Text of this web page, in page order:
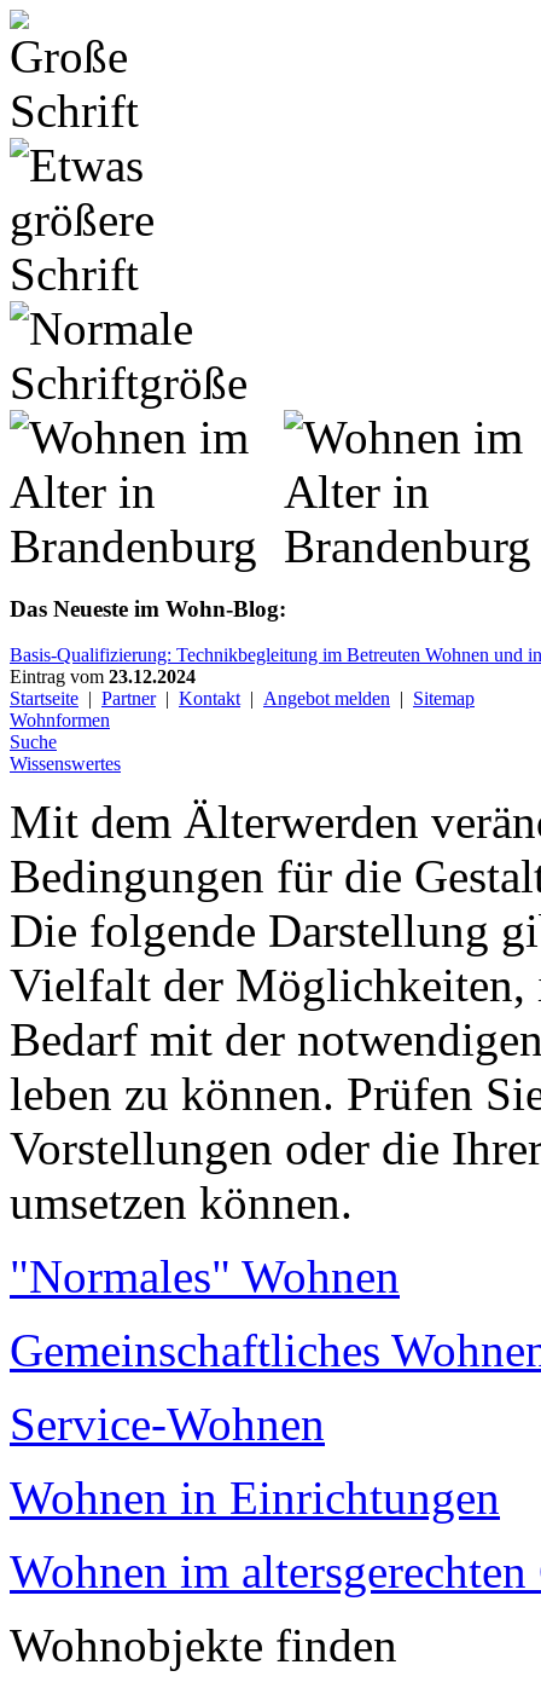
Das Neueste im Wohn-Blog:
Basis-Qualifizierung: Technikbegleitung im Betreuten Wohnen und
Eintrag vom 23.12.2024
Startseite | Partner| Kontakt| Angebot melden | Sitemap
Wohnformen
Suche
Wissenswertes
Mit dem Älterwerden
Bedingungen für die
Die folgende Darstellung
Vielfalt der Möglichkeiten,
Bedarf mit der
leben zu können. Prüfen
Vorstellungen oder die
umsetzen können.
"Normales" Wohnen
Gemeinschaftliches
Service-Wohnen
Wohnen in Einrichtungen
Wohnen im
Wohnobjekte finden